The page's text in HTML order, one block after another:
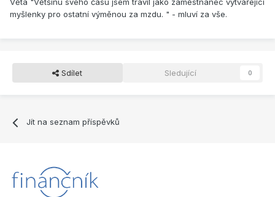
Věta "Většinu svého času jsem trávil jako zaměstnanec vytvářející
myšlenky pro ostatní výměnou za mzdu. " - mluví za vše.
Sdílet Sledující 0
Jít na seznam příspěvků